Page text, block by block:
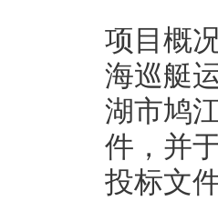
项目概
海巡艇
湖市鸠
件，并
投标文件